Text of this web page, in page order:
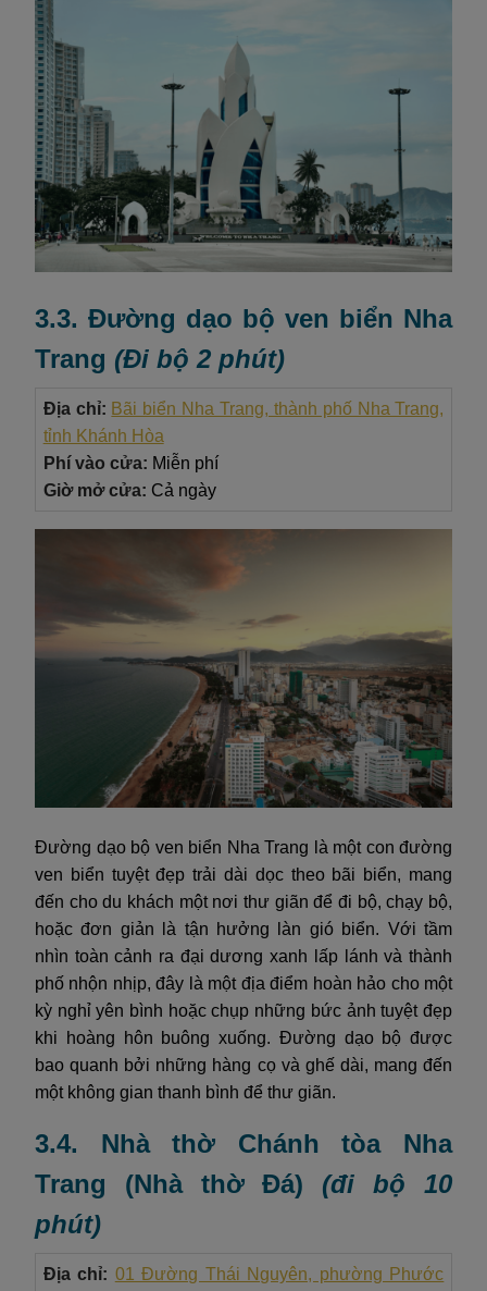
3.3. Đường dạo bộ ven biển Nha
Trang (Đi bộ 2 phút)
Địa chỉ: Bãi biển Nha Trang, thành phố Nha Trang,
tỉnh Khánh Hòa
Phí vào cửa: Miễn phí
Giờ mở cửa: Cả ngày
Đường dạo bộ ven biển Nha Trang là một con đường
ven biển tuyệt đẹp trải dài dọc theo bãi biển, mang
đến cho du khách một nơi thư giãn để đi bộ, chạy bộ,
hoặc đơn giản là tận hưởng làn gió biển. Với tầm
nhìn toàn cảnh ra đại dương xanh lấp lánh và thành
phố nhộn nhịp, đây là một địa điểm hoàn hảo cho một
kỳ nghỉ yên bình hoặc chụp những bức ảnh tuyệt đẹp
khi hoàng hôn buông xuống. Đường dạo bộ được
bao quanh bởi những hàng cọ và ghế dài, mang đến
một không gian thanh bình để thư giãn.
3.4. Nhà thờ Chánh tòa Nha
Trang (Nhà thờ Đá) (đi bộ 10
phút)
Địa chỉ: 01 Đường Thái Nguyên, phường Phước